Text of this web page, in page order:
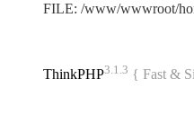
FILE: /www/wwwroot/
ThinkPHP3.1.3 { Fast &